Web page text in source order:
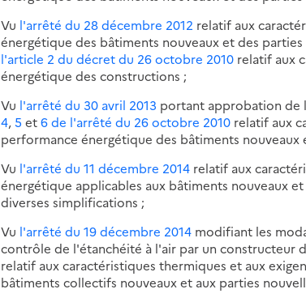
Vu l'arrêté du 28 décembre 2012 relatif aux
énergétique des bâtiments nouveaux et des
l'article 2 du décret du 26 octobre 2010 relatif aux
énergétique des constructions ;
Vu l'arrêté du 30 avril 2013 portant approbation de
4,5 et6 de l'arrêté du 26 octobre 2010 relatif aux
performance énergétique des bâtiments
Vu l'arrêté du 11 décembre 2014 relatif aux
énergétique applicables aux bâtiments nouveaux
diverses simplifications ;
Vu l'arrêté du 19 décembre 2014 modifiant les
contrôle de l'étanchéité à l'air par un constructeur
relatif aux caractéristiques thermiques et aux
bâtiments collectifs nouveaux et aux parties